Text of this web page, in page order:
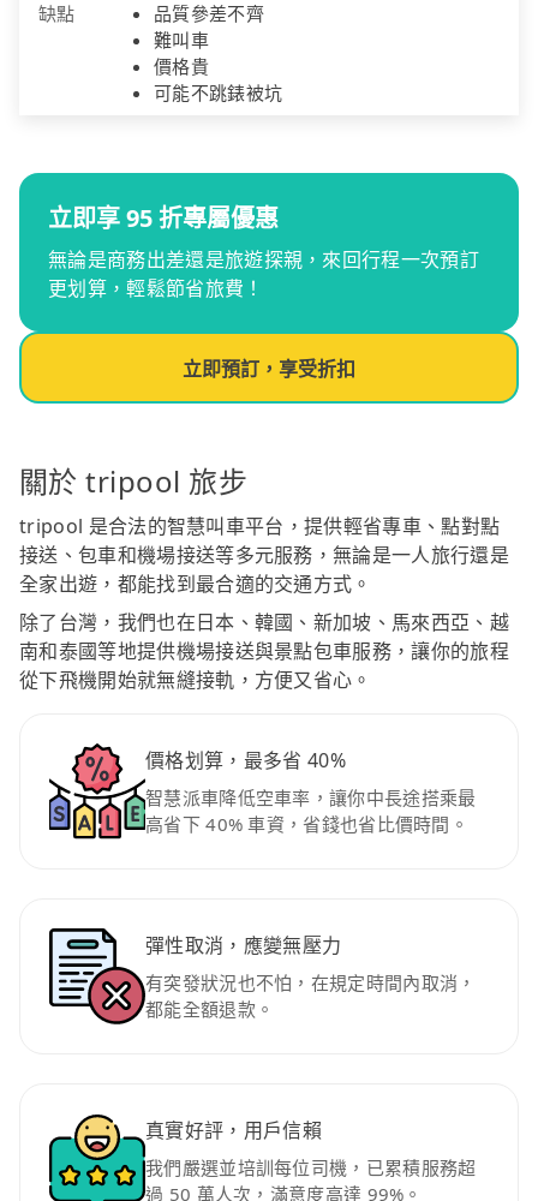
缺點
品質參差不齊
難叫車
價格貴
可能不跳錶被坑
立即享 95 折專屬優惠
無論是商務出差還是旅遊探親，來回行程一次預訂
更划算，輕鬆節省旅費！
立即預訂，享受折扣
關於 tripool 旅步
tripool 是合法的智慧叫車平台，提供輕省專車、點對點
接送、包車和機場接送等多元服務，無論是一人旅行還是
全家出遊，都能找到最合適的交通方式。
除了台灣，我們也在日本、韓國、新加坡、馬來西亞、越
南和泰國等地提供機場接送與景點包車服務，讓你的旅程
從下飛機開始就無縫接軌，方便又省心。
價格划算，最多省 40%
智慧派車降低空車率，讓你中長途搭乘最
高省下 40% 車資，省錢也省比價時間。
彈性取消，應變無壓力
有突發狀況也不怕，在規定時間內取消，
都能全額退款。
真實好評，用戶信賴
我們嚴選並培訓每位司機，已累積服務超
過 50 萬人次，滿意度高達 99%。